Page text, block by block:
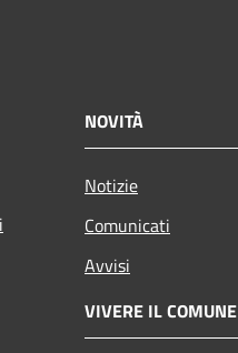
NOVITÀ
Notizie
Comunicati
Avvisi
VIVERE IL COMUNE